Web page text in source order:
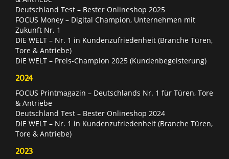
Deutschland Test – Bester Onlineshop 2025
FOCUS Money – Digital Champion, Unternehmen mit
Zukunft Nr. 1
DIE WELT – Nr. 1 in Kundenzufriedenheit (Branche Türen,
Tore & Antriebe)
DIE WELT – Preis-Champion 2025 (Kundenbegeisterung)
2024
FOCUS Printmagazin – Deutschlands Nr. 1 für Türen, Tore
& Antriebe
Deutschland Test – Bester Onlineshop 2024
DIE WELT – Nr. 1 in Kundenzufriedenheit (Branche Türen,
Tore & Antriebe)
2023